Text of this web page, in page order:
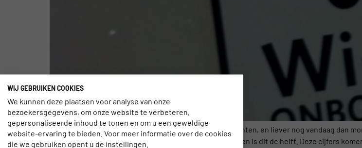
Het moge duidelijk zijn: we verwachten wifi op onze vluchten, en liever nog vandaag dan
internetverbinding tijdens een vlucht, van de volwassenen is dit de helft. Deze cijfers
WIJ GEBRUIKEN COOKIES
We kunnen deze plaatsen voor analyse van onze
bezoekersgegevens, om onze website te verbeteren,
gepersonaliseerde inhoud te tonen en om u een geweldige
website-ervaring te bieden. Voor meer informatie over de cookies
die we gebruiken opent u de instellingen.